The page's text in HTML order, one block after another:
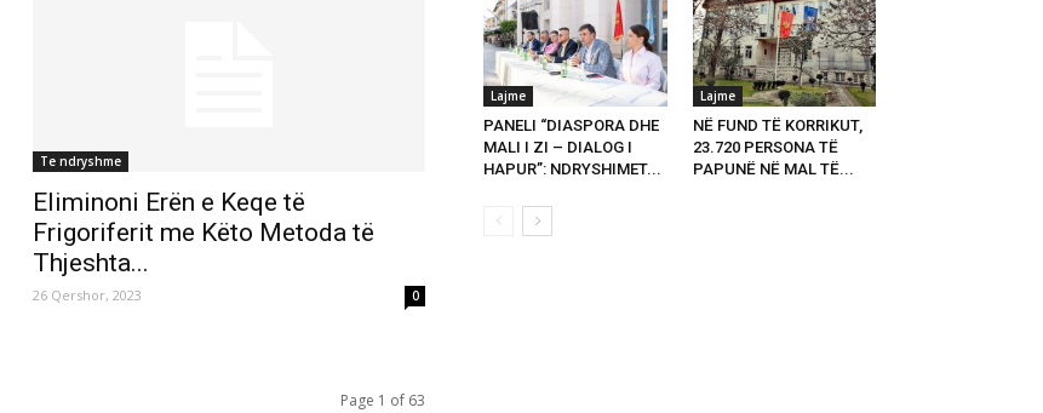
Te ndryshme
Eliminoni Erën e Keqe të
Frigoriferit me Këto Metoda të
Thjeshta...
26 Qershor, 2023 0
Page 1 of 63
Lajme
PANELI “DIASPORA DHE
MALI I ZI – DIALOG I
HAPUR”: NDRYSHIMET...
Lajme
NË FUND TË KORRIKUT,
23.720 PERSONA TË
PAPUNË NË MAL TË...